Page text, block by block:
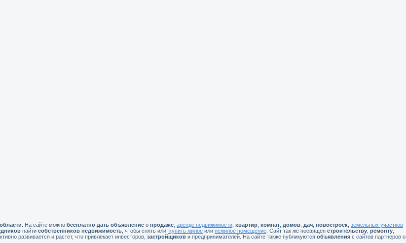
. На сайте можно бесплатно дать объявление о продаже аренде недвижимости квартир комнат домов дач новостроек земельных участков
найти собственников недвижимость , чтобы снять или купить жилое или нежилое помещение . Сайт так же посвящен строительству ремонту
развивается и растет, что привлекает инвесторов, застройщиков и предпринимателей. На сайте также публикуются объявления с сайтов партнеров о